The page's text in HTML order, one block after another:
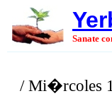
Sanate
/ Mi�rcoles